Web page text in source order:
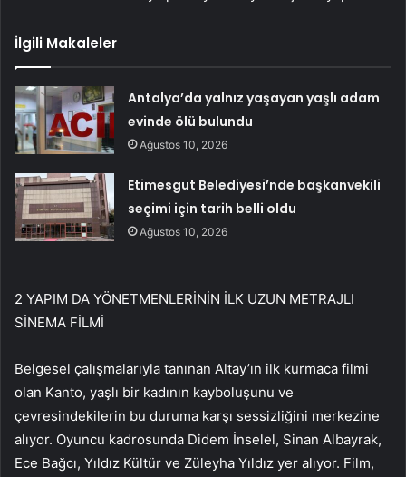
İlgili Makaleler
Antalya’da yalnız yaşayan yaşlı adam
evinde ölü bulundu
Ağustos 10, 2026
Etimesgut Belediyesi’nde başkanvekili
seçimi için tarih belli oldu
Ağustos 10, 2026
2 YAPIM DA YÖNETMENLERİNİN İLK UZUN METRAJLI
SİNEMA FİLMİ
Belgesel çalışmalarıyla tanınan Altay’ın ilk kurmaca filmi
olan Kanto, yaşlı bir kadının kayboluşunu ve
çevresindekilerin bu duruma karşı sessizliğini merkezine
alıyor. Oyuncu kadrosunda Didem İnselel, Sinan Albayrak,
Ece Bağcı, Yıldız Kültür ve Züleyha Yıldız yer alıyor. Film,